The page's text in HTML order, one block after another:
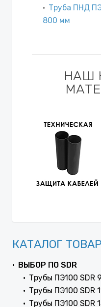
Труба ПНД
800 мм
НАШ
КАТАЛОГ
ВЫБОР ПО SDR
Трубы ПЭ100 SDR 9
Трубы ПЭ100 SDR
Трубы ПЭ100 SDR